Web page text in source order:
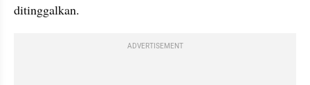
ditinggalkan.
ADVERTISEMENT